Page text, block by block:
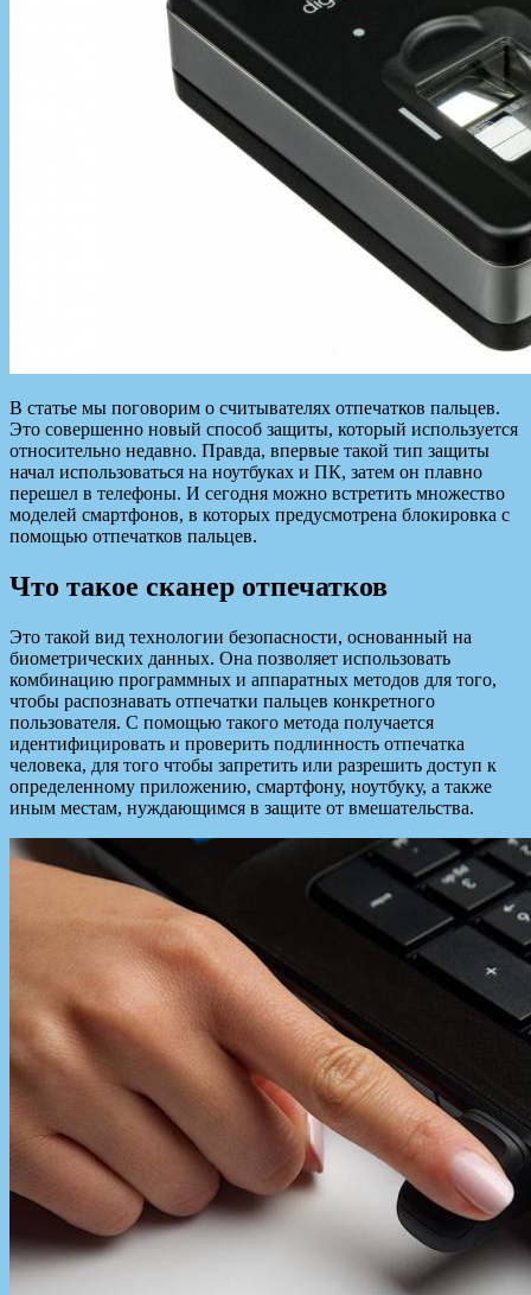
В статье мы поговорим о считывателях отпечатков пальцев.
Это совершенно новый способ защиты, который используется
относительно недавно. Правда, впервые такой тип защиты
начал использоваться на ноутбуках и ПК, затем он плавно
перешел в телефоны. И сегодня можно встретить множество
моделей смартфонов, в которых предусмотрена блокировка с
помощью отпечатков пальцев.
Что такое сканер отпечатков
Это такой вид технологии безопасности, основанный на
биометрических данных. Она позволяет использовать
комбинацию программных и аппаратных методов для того,
чтобы распознавать отпечатки пальцев конкретного
пользователя. С помощью такого метода получается
идентифицировать и проверить подлинность отпечатка
человека, для того чтобы запретить или разрешить доступ к
определенному приложению, смартфону, ноутбуку, а также
иным местам, нуждающимся в защите от вмешательства.